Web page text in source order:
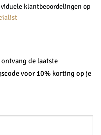
klantbeoordelingen op
de laatste
voor 10% korting op je